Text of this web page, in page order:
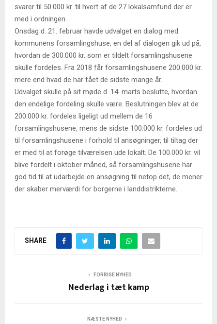
svarer til 50.000 kr. til hvert af de 27 lokalsamfund der er
med i ordningen.
Onsdag d. 21. februar havde udvalget en dialog med
kommunens forsamlingshuse, en del af dialogen gik ud på,
hvordan de 300.000 kr. som er tildelt forsamlingshusene
skulle fordeles. Fra 2018 får forsamlingshusene 200.000 kr.
mere end hvad de har fået de sidste mange år.
Udvalget skulle på sit møde d. 14. marts beslutte, hvordan
den endelige fordeling skulle være. Beslutningen blev at de
200.000 kr. fordeles ligeligt ud mellem de 16
forsamlingshusene, mens de sidste 100.000 kr. fordeles ud
til forsamlingshusene i forhold til ansøgninger, til tiltag der
er med til at forøge tilværelsen ude lokalt. De 100.000 kr. vil
blive fordelt i oktober måned, så forsamlingshusene har
god tid til at udarbejde en ansøgning til netop det, de mener
der skaber merværdi for borgerne i landdistrikterne.
SHARE
FORRIGE NYHED
Nederlag i tæt kamp
NÆSTE NYHED